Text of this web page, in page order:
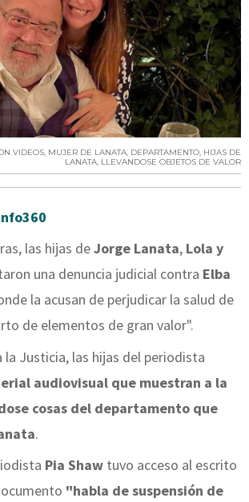
VIDEOS, MUJER DE LANATA, DEPARTAMENTO, HIJAS DE
LANATA, LLEVANDOSE OBJETOS DE VALOR
las hijas deJorge Lanata, Lola y
una denuncia judicial contra Elba
la acusan de perjudicar la salud de
de elementos de gran valor".
Justicia, las hijas del periodista
audiovisual que muestran a la
cosas del departamento que
.
Pia Shaw tuvo acceso al escrito
"habla de suspensión de